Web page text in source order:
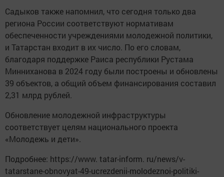
Садыков также напомнил, что сегодня только два
региона России соответствуют нормативам
обеспеченности учреждениями молодежной политики,
и Татарстан входит в их число. По его словам,
благодаря поддержке Раиса республики Рустама
Минниханова в 2024 году были построены и обновлены
39 объектов, а общий объем финансирования составил
2,31 млрд рублей.
Обновление молодежной инфраструктуры
соответствует целям национального проекта
«Молодежь и дети».
Подробнее: https://www. tatar-inform. ru/news/v-
tatarstane-obnovyat-49-ucrezdenii-molodeznoi-politiki-